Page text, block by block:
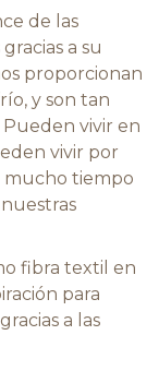
de las
a su
proporcionan
y son tan
vivir en
vivir por
mucho tiempo
fibra textil en
para
a las